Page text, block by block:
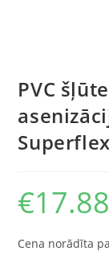
PVC
€17.88
Cena norādīta